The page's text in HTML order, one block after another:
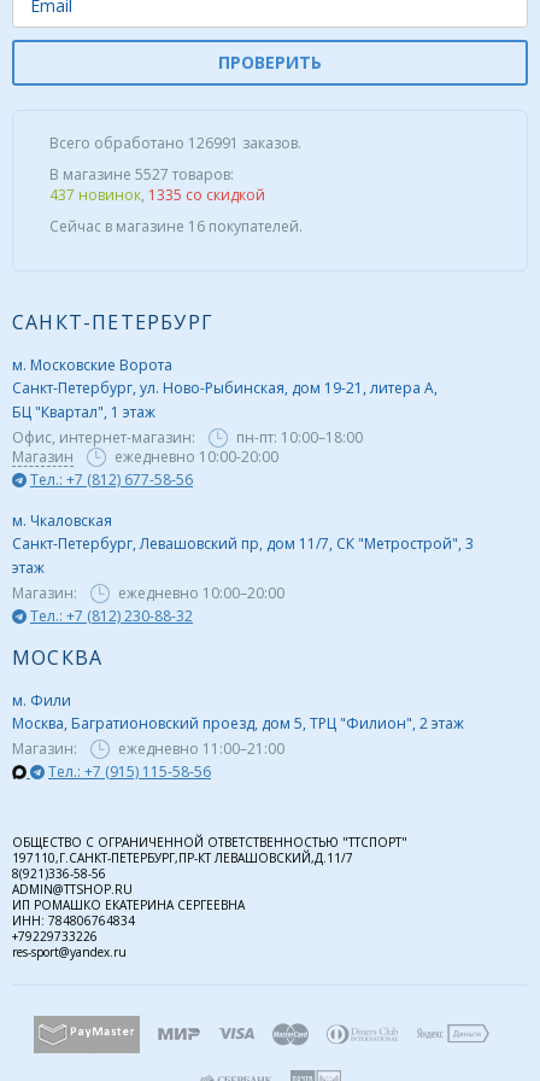
ПРОВЕРИТЬ
Всего обработано 126991 заказов.
В магазине 5527 товаров:
437 новинок, 1335 со скидкой
Сейчас в магазине 16 покупателей.
САНКТ-ПЕТЕРБУРГ
м. Московские Ворота
Санкт-Петербург, ул. Ново-Рыбинская, дом 19-21, литера А,
БЦ "Квартал", 1 этаж
Офис, интернет-магазин:
пн-пт: 10:00–18:00
Магазин
ежедневно 10:00-20:00
Тел.: +7 (812) 677-58-56
м. Чкаловская
Санкт-Петербург, Левашовский пр, дом 11/7, СК "Метрострой", 3
этаж
Магазин:
ежедневно 10:00–20:00
Тел.: +7 (812) 230-88-32
МОСКВА
м. Фили
Москва, Багратионовский проезд, дом 5, ТРЦ "Филион", 2 этаж
Магазин:
ежедневно 11:00–21:00
Тел.: +7 (915) 115-58-56
ОБЩЕСТВО С ОГРАНИЧЕННОЙ ОТВЕТСТВЕННОСТЬЮ "ТТСПОРТ"
197110,Г.САНКТ-ПЕТЕРБУРГ,ПР-КТ ЛЕВАШОВСКИЙ,Д.11/7
8(921)336-58-56
ADMIN@TTSHOP.RU
ИП РОМАШКО ЕКАТЕРИНА СЕРГЕЕВНА
ИНН: 784806764834
+79229733226
res-sport@yandex.ru